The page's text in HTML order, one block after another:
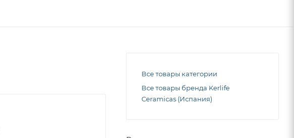
Все товары категории
Все товары бренда Kerlife
Ceramicas (Испания)